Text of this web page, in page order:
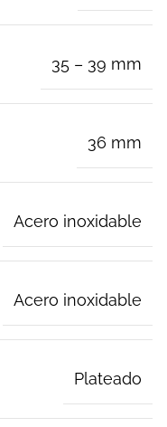
35 – 39 mm
36 mm
Acero inoxidable
Acero inoxidable
Plateado